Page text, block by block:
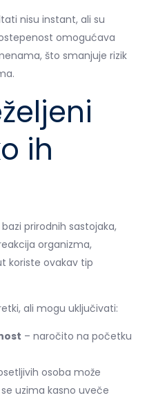
nisu instant, ali su
omogućava
što smanjuje rizik
ih
prirodnih sastojaka,
organizma,
koriste ovakav tip
ali mogu uključivati:
– naročito na početku
osoba može
uzima kasno uveče